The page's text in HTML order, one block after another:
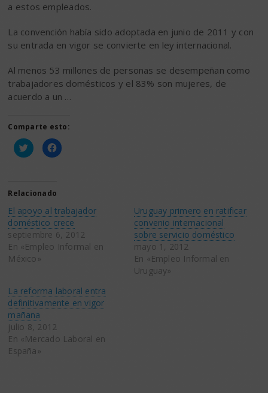
a estos empleados.
La convención había sido adoptada en junio de 2011 y con
su entrada en vigor se convierte en ley internacional.
Al menos 53 millones de personas se desempeñan como
trabajadores domésticos y el 83% son mujeres, de
acuerdo a un …
Comparte esto:
Haz
clic
(Se
abre
una
ventana
nueva)
Haz
clic
una
ventana
nueva)
Relacionado
El apoyo al trabajador
doméstico crece
septiembre 6, 2012
En «Empleo Informal en
México»
Uruguay primero en ratificar
convenio internacional
sobre servicio doméstico
mayo 1, 2012
En «Empleo Informal en
Uruguay»
La reforma laboral entra
definitivamente en vigor
mañana
julio 8, 2012
En «Mercado Laboral en
España»